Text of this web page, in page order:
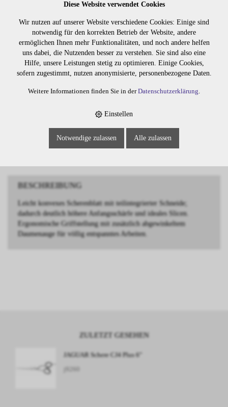
Art. Nr:
Wiederbeschaffung in ca.: 2 Arbeitstagen
Login sichtbar. Bitte loggen Sie
sich ein oder registrieren Sie sich.
BESCHREIBUNG
Leicht konvexes Scherenblatt mit teilintegrierter Schneide;
dadurch deutlich höhere Anfangsschärfe und ideales Slicen.
Ergonomische Griffstellung mit zusätzlich abgewinkeltem
Daumenauge für völlig entspanntes Arbeiten.
ZULETZT GESEHEN
JAGUAR Schere CJ4 Plus 6"
Diese Website verwendet Cookies
Wir nutzen auf unserer Website verschiedene Cookies: Einige sind
notwendig für den korrekten Betrieb der Website, andere
ermöglichen Ihnen mehr Funktionalitäten, und noch andere helfen
uns dabei, die Nutzenden besser zu verstehen. Sie sind also eine
Hilfe, unsere Leistungen stetig zu optimieren. Einige Cookies,
sofern zugestimmt, nutzen anonymisierte, personenbezogene Daten.
Weitere Informationen finden Sie in derDatenschutzerklärung.
Einstellen
Notwendige zulassen Alle zulassen